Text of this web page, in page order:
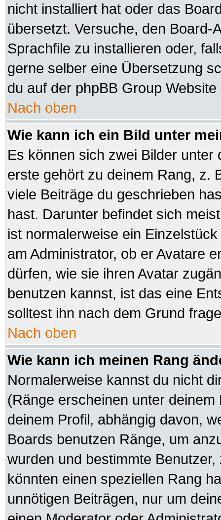
nicht installiert hat oder das
übersetzt. Versuche, den
Sprachfile zu installieren oder,
gerne selber eine Übersetzung
du auf der phpBB Group
Nach oben
Wie kann ich ein Bild unter
Es können sich zwei Bilder
erste gehört zu deinem Rang, z.
viele Beiträge du geschrieben
hast. Darunter befindet sich
ist normalerweise ein
am Administrator, ob er Avatare
dürfen, wie sie ihren Avatar
benutzen kannst, ist das eine
solltest ihn nach dem Grund
Nach oben
Wie kann ich meinen Rang
Normalerweise kannst du nicht
(Ränge erscheinen unter
deinem Profil, abhängig davon,
Boards benutzen Ränge, um
wurden und bestimmte
könnten einen speziellen Rang
unnötigen Beiträgen, nur um